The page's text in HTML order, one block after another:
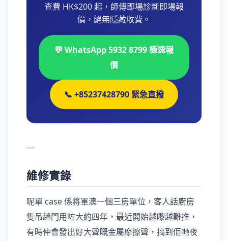
查費 HK$200 起，師傅即場診斷即場報
價，絕無隱藏收費。
💬 WhatsApp 5932 8799 極速報
價
📞 +85237428790 緊急直撥
---
維修實錄
呢單 case 係將軍澳一個三房單位，客人話廚房
隻吊趟門用咗大約四年，最近開始越嚟越難推，
有時仲會發出好大聲嘅金屬摩擦聲，搞到佢哋夜